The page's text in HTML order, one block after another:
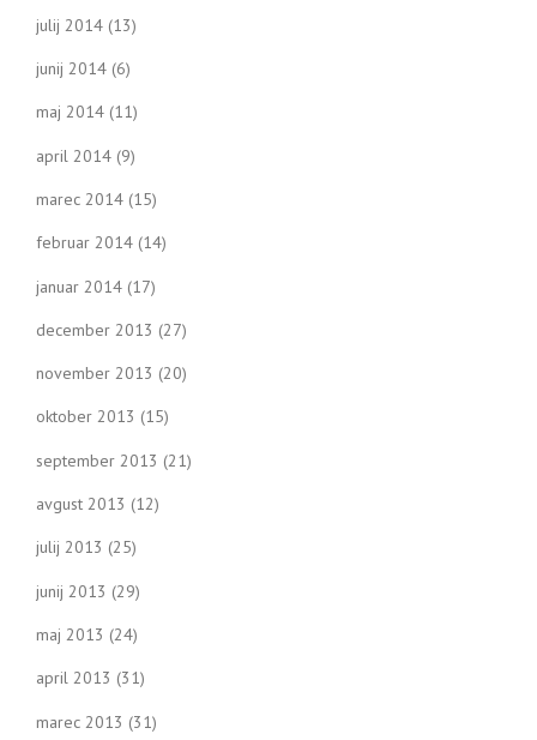
julij 2014 (13)
junij 2014 (6)
maj 2014 (11)
april 2014 (9)
marec 2014 (15)
februar 2014 (14)
januar 2014 (17)
december 2013 (27)
november 2013 (20)
oktober 2013 (15)
september 2013 (21)
avgust 2013 (12)
julij 2013 (25)
junij 2013 (29)
maj 2013 (24)
april 2013 (31)
marec 2013 (31)